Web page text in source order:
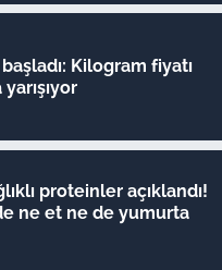
Kilogram fiyatı
proteinler açıklandı!
ne et ne de yumurta